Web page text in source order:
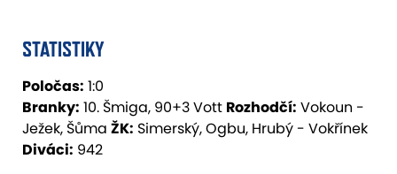
STATISTIKY
Poločas: 1:0
Branky: 10. Šmiga, 90+3 Vott Rozhodčí: Vokoun -
Ježek, Šůma ŽK: Simerský, Ogbu, Hrubý - Vokřínek
Diváci: 942